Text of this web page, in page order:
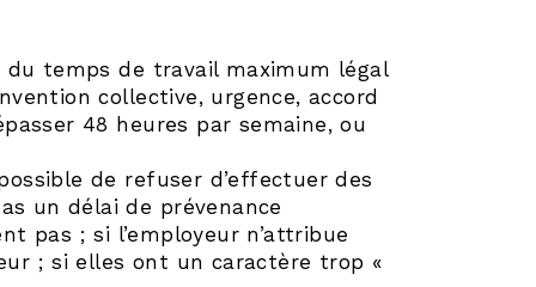
temps de travail maximum légal
collective, urgence, accord
48 heures par semaine, ou
de refuser d’effectuer des
un délai de prévenance
pas ; si l’employeur n’attribue
; si elles ont un caractère trop «